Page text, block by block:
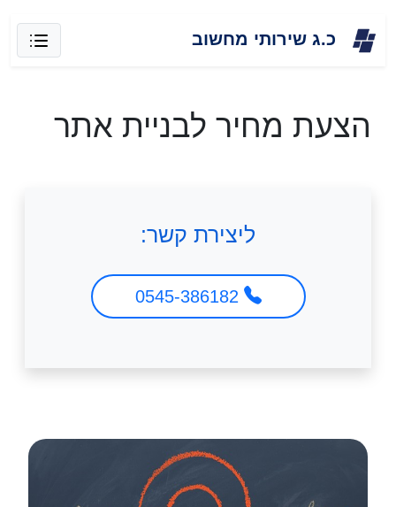
כ.ג שירותי מחשוב
הצעת מחיר לבניית אתר
ליצירת קשר: